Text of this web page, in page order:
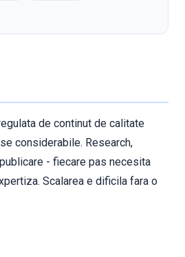
de continut de calitate
considerabile. Research,
- fiecare pas necesita
Scalarea e dificila fara o